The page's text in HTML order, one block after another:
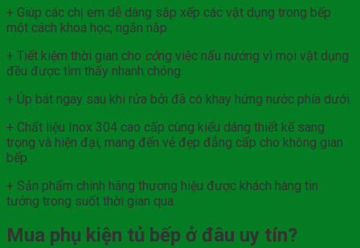
+ Giúp các chị em dễ dàng sắp xếp các vật dụng trong bếp
một cách khoa học, ngăn nắp.
+ Tiết kiệm thời gian cho công việc nấu nướng vì mọi vật dụng
đều được tìm thấy nhanh chóng.
+ Úp bát ngay sau khi rửa bởi đã có khay hứng nước phía dưới.
+ Chất liệu Inox 304 cao cấp cùng kiểu dáng thiết kế sang
trọng và hiện đại, mang đến vẻ đẹp đẳng cấp cho không gian
bếp.
+ Sản phẩm chính hãng thương hiệu được khách hàng tin
tưởng trong suốt thời gian qua.
Mua phụ kiện tủ bếp ở đâu uy tín?